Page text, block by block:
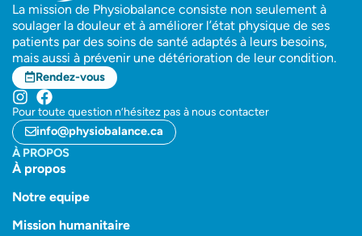
La mission de Physiobalance consiste non seulement à
soulager la douleur et à améliorer l’état physique de ses
patients par des soins de santé adaptés à leurs besoins,
mais aussi à prévenir une détérioration de leur condition.
Rendez-vous
Pour toute question n’hésitez pas à nous contacter
info@physiobalance.ca
À PROPOS
À propos
Notre equipe
Mission humanitaire